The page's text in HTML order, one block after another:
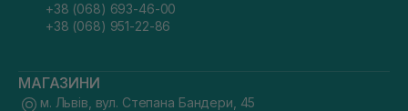
+38 (068) 693-46-00
+38 (068) 951-22-86
МАГАЗИНИ
м. Львів, вул. Степана Бандери, 45